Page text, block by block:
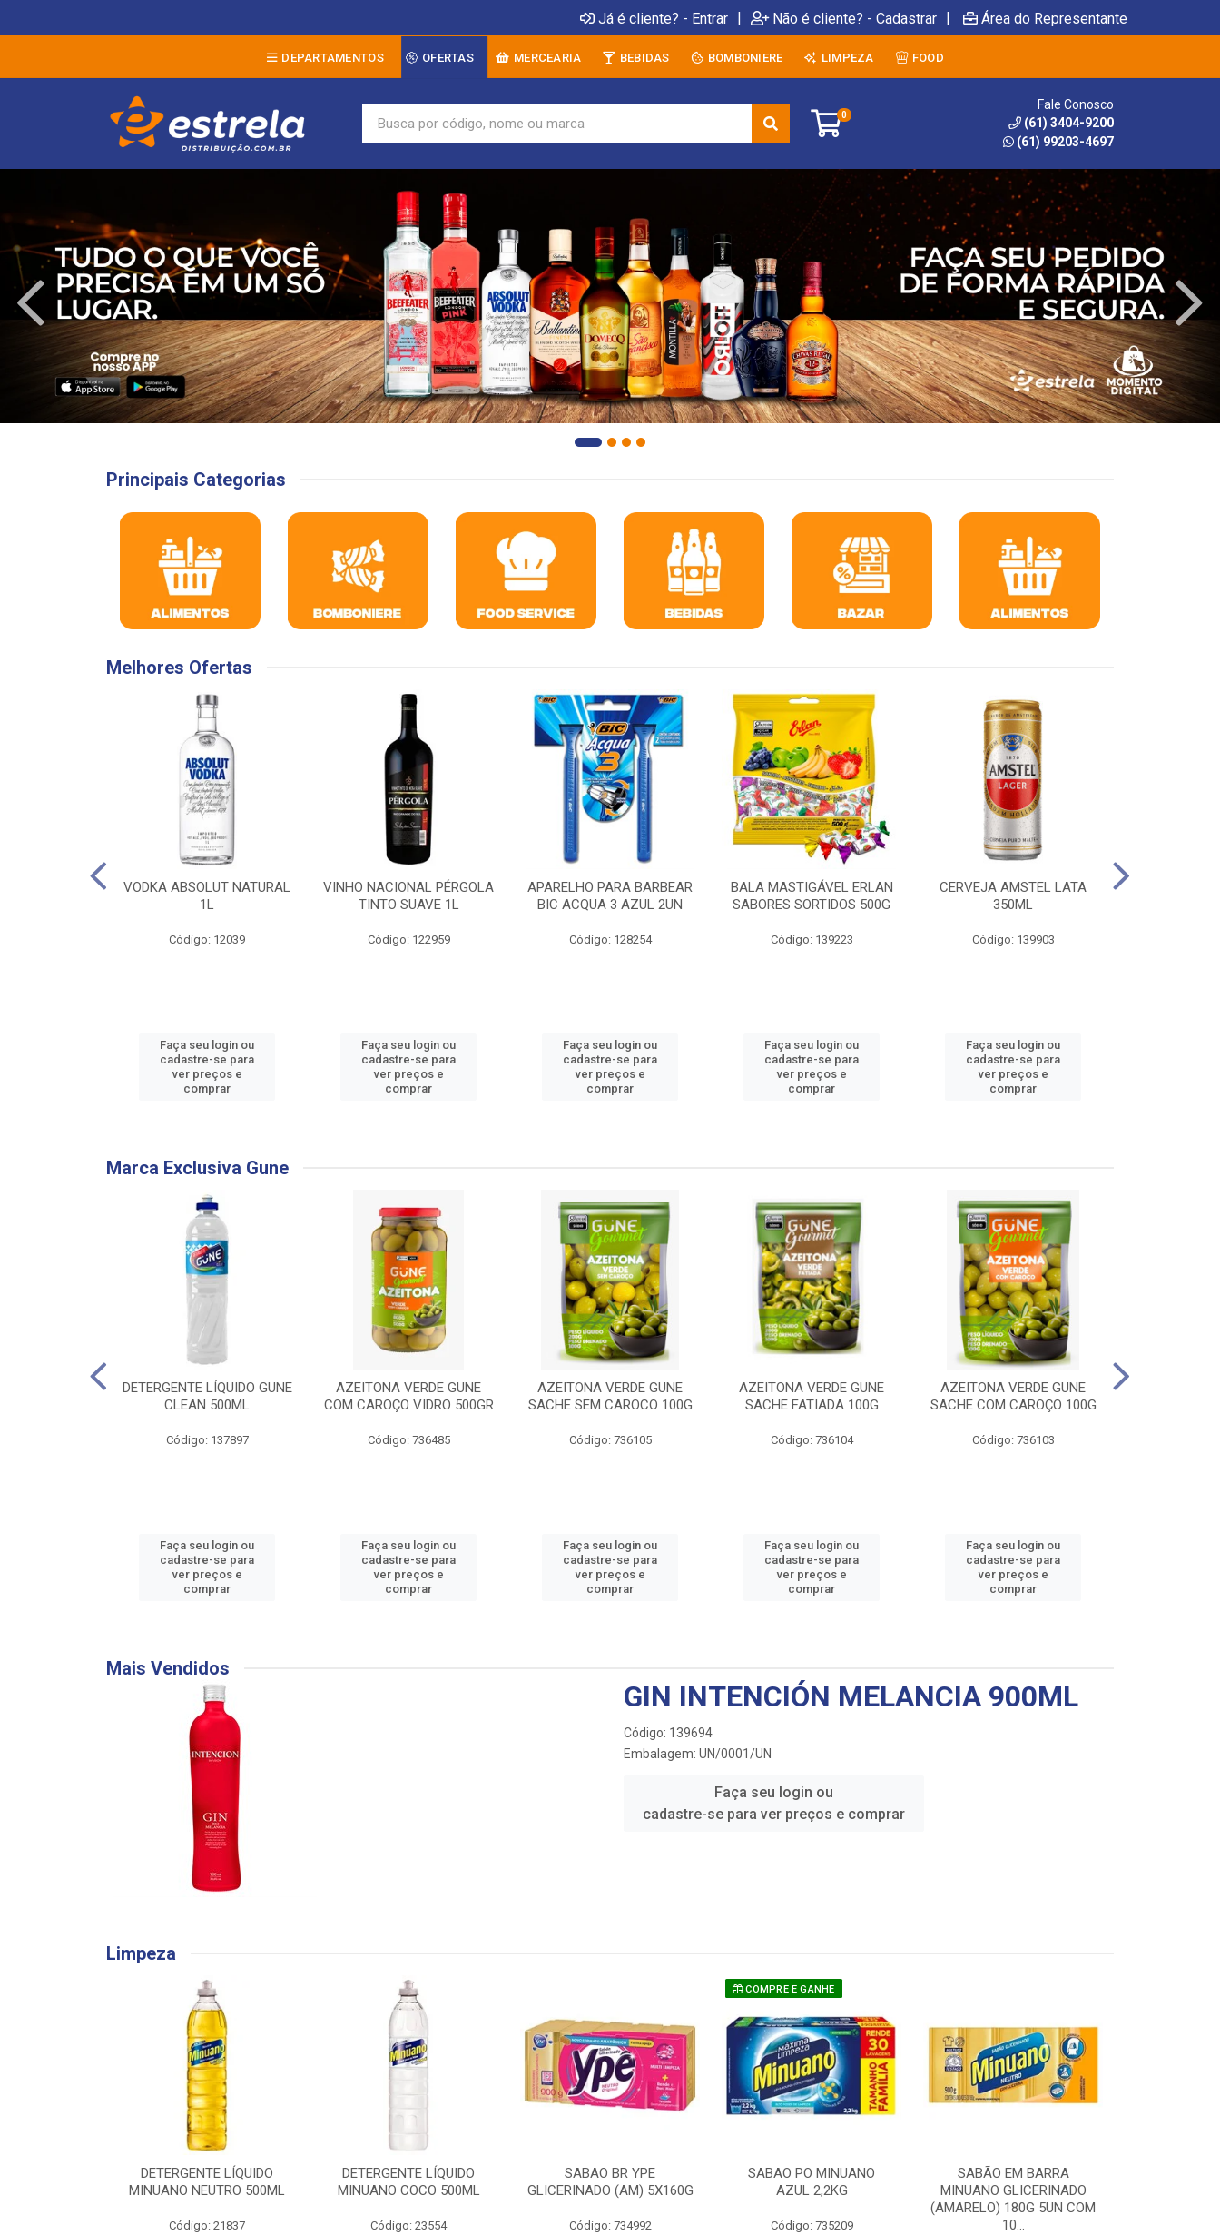
Já é cliente? - Entrar | Não é cliente? - Cadastrar | Área do Representante
DEPARTAMENTOS OFERTAS MERCEARIA BEBIDAS BOMBONIERE LIMPEZA FOOD
0
Fale Conosco
(61) 3404-9200
(61) 99203-4697
Principais Categorias
Melhores Ofertas
VODKA ABSOLUT NATURAL
1L
Código: 12039
Faça seu login ou
cadastre-se para
ver preços e
comprar
VINHO NACIONAL PÉRGOLA
TINTO SUAVE 1L
Código: 122959
Faça seu login ou
cadastre-se para
ver preços e
comprar
APARELHO PARA BARBEAR
BIC ACQUA 3 AZUL 2UN
Código: 128254
Faça seu login ou
cadastre-se para
ver preços e
comprar
BALA MASTIGÁVEL ERLAN
SABORES SORTIDOS 500G
Código: 139223
Faça seu login ou
cadastre-se para
ver preços e
comprar
CERVEJA AMSTEL LATA
350ML
Código: 139903
Faça seu login ou
cadastre-se para
ver preços e
comprar
Marca Exclusiva Gune
DETERGENTE LÍQUIDO GUNE
CLEAN 500ML
Código: 137897
Faça seu login ou
cadastre-se para
ver preços e
comprar
AZEITONA VERDE GUNE
COM CAROÇO VIDRO 500GR
Código: 736485
Faça seu login ou
cadastre-se para
ver preços e
comprar
AZEITONA VERDE GUNE
SACHE SEM CAROCO 100G
Código: 736105
Faça seu login ou
cadastre-se para
ver preços e
comprar
AZEITONA VERDE GUNE
SACHE FATIADA 100G
Código: 736104
Faça seu login ou
cadastre-se para
ver preços e
comprar
AZEITONA VERDE GUNE
SACHE COM CAROÇO 100G
Código: 736103
Faça seu login ou
cadastre-se para
ver preços e
comprar
Mais Vendidos
GIN INTENCIÓN MELANCIA 900ML
Código: 139694
Embalagem: UN/0001/UN
Faça seu login ou
cadastre-se para ver preços e comprar
Limpeza
DETERGENTE LÍQUIDO
MINUANO NEUTRO 500ML
Código: 21837
DETERGENTE LÍQUIDO
MINUANO COCO 500ML
Código: 23554
SABAO BR YPE
GLICERINADO (AM) 5X160G
Código: 734992
COMPRE E GANHE
SABAO PO MINUANO
AZUL 2,2KG
Código: 735209
SABÃO EM BARRA
MINUANO GLICERINADO
(AMARELO) 180G 5UN COM
10...